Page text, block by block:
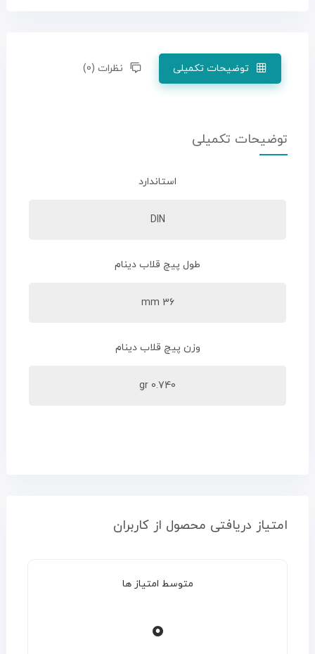
توضیحات تکمیلی نظرات (0)
توضیحات تکمیلی
استاندارد
DIN
طول پیچ قلاب دینام
36 mm
وزن پیچ قلاب دینام
0.740 gr
امتیاز دریافتی محصول از کاربران
متوسط امتیاز ها
0